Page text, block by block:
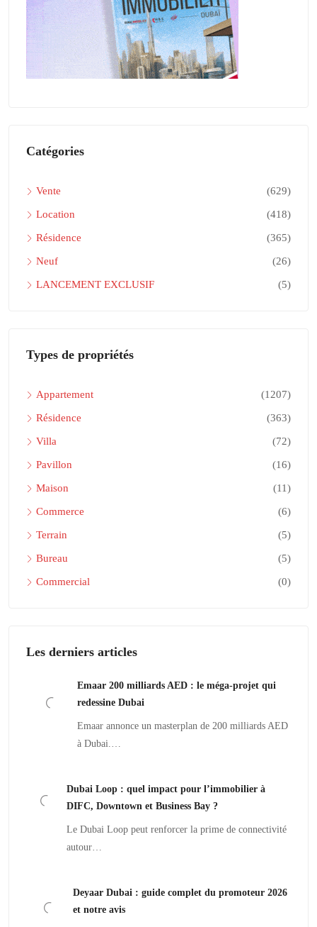
Catégories
Vente (629)
Location (418)
Résidence (365)
Neuf (26)
LANCEMENT EXCLUSIF (5)
Types de propriétés
Appartement (1207)
Résidence (363)
Villa (72)
Pavillon (16)
Maison (11)
Commerce (6)
Terrain (5)
Bureau (5)
Commercial (0)
Les derniers articles
Emaar 200 milliards AED : le méga-projet qui
redessine Dubai
Emaar annonce un masterplan de 200 milliards AED
à Dubai.…
Dubai Loop : quel impact pour l’immobilier à
DIFC, Downtown et Business Bay ?
Le Dubai Loop peut renforcer la prime de connectivité
autour…
Deyaar Dubai : guide complet du promoteur 2026
et notre avis